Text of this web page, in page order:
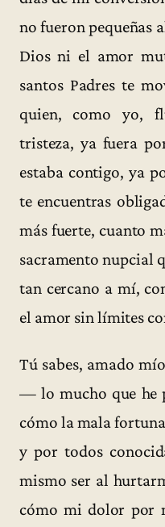
no fueron pequeñas
Dios ni el amor
santos Padres te
quien, como yo,
tristeza, ya fuera
estaba contigo, ya
te encuentras
más fuerte, cuanto
sacramento nupcial
tan cercano a mí,
el amor sin límites
Tú sabes, amado
— lo mucho que he
cómo la mala
y por todos
mismo ser al
cómo mi dolor por